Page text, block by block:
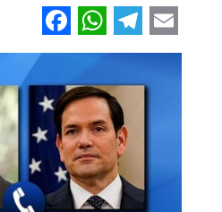
Fa
ce
b
o
o
k
W
h
at
s
A
p
p
Te
le
gr
m
ail